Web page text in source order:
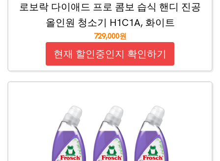
로보락 다이애드 프로 콤보 습식 핸디 진공
올인원 청소기 H1C1A, 화이트
729,000원
현재 할인중인지 확인하기